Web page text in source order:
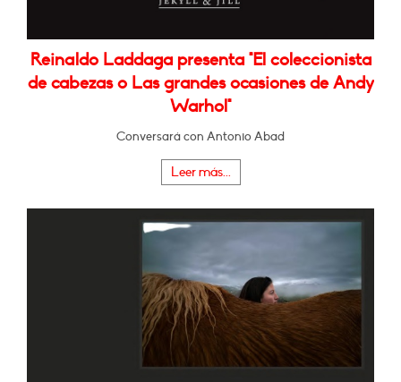
Reinaldo Laddaga presenta "El coleccionista
de cabezas o Las grandes ocasiones de Andy
Warhol"
Conversará con Antonio Abad
Leer más...